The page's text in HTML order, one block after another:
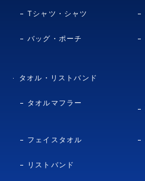
Tシャツ・シャツ
バッグ・ポーチ
タオル・リストバンド
タオルマフラー
フェイスタオル
リストバンド